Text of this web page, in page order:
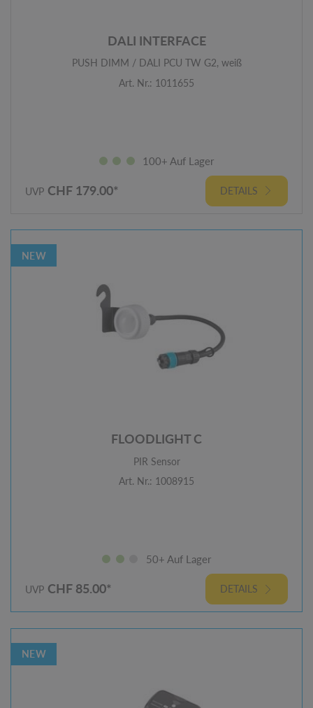
DALI INTERFACE
PUSH DIMM / DALI PCU TW G2, weiß
Art. Nr.: 1011655
100+ Auf Lager
UVP CHF 179.00* DETAILS
NEW
FLOODLIGHT C
PIR Sensor
Art. Nr.: 1008915
50+ Auf Lager
UVP CHF 85.00* DETAILS
NEW